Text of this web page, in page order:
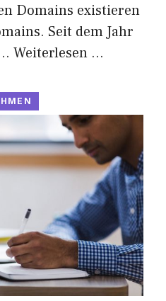
Domains existieren
Seit dem Jahr
Weiterlesen …